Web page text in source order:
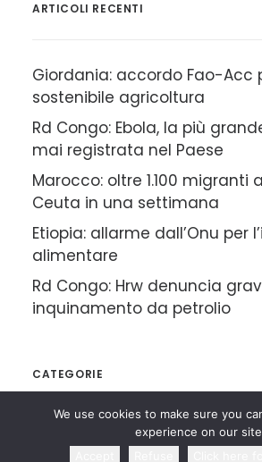
ARTICOLI RECENTI
Giordania: accordo Fao-Acc
sostenibile agricoltura
Rd Congo: Ebola, la più
mai registrata nel Paese
Marocco: oltre 1.100 migranti
Ceuta in una settimana
Etiopia: allarme dall’Onu per
alimentare
Rd Congo: Hrw denuncia
inquinamento da petrolio
CATEGORIE
Rassegna Articoli
We use cookies to make sure you
experience on our